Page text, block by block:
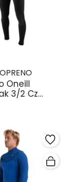
Oneill
3/2 Cz